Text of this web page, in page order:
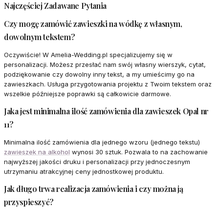
Najczęściej Zadawane Pytania
Czy mogę zamówić zawieszki na wódkę z własnym,
dowolnym tekstem?
Oczywiście! W Amelia-Wedding.pl specjalizujemy się w
personalizacji. Możesz przesłać nam swój własny wierszyk, cytat,
podziękowanie czy dowolny inny tekst, a my umieścimy go na
zawieszkach. Usługa przygotowania projektu z Twoim tekstem oraz
wszelkie późniejsze poprawki są całkowicie darmowe.
Jaka jest minimalna ilość zamówienia dla zawieszek Opal nr
11?
Minimalna ilość zamówienia dla jednego wzoru (jednego tekstu)
zawieszek na alkohol wynosi 30 sztuk. Pozwala to na zachowanie
najwyższej jakości druku i personalizacji przy jednoczesnym
utrzymaniu atrakcyjnej ceny jednostkowej produktu.
Jak długo trwa realizacja zamówienia i czy można ją
przyspieszyć?